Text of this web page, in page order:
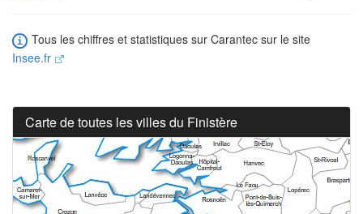
Tous les chiffres et statistiques sur Carantec sur le site
Insee.fr
Carte de toutes les villes du Finistère